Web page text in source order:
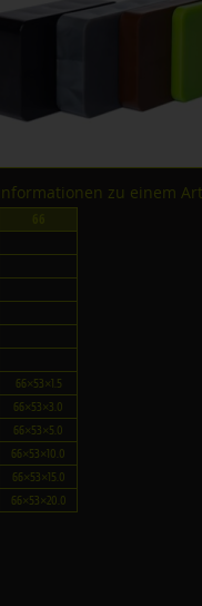
zu einem
66×53×1.5
66×53×3.0
66×53×5.0
66×53×10.0
66×53×15.0
66×53×20.0